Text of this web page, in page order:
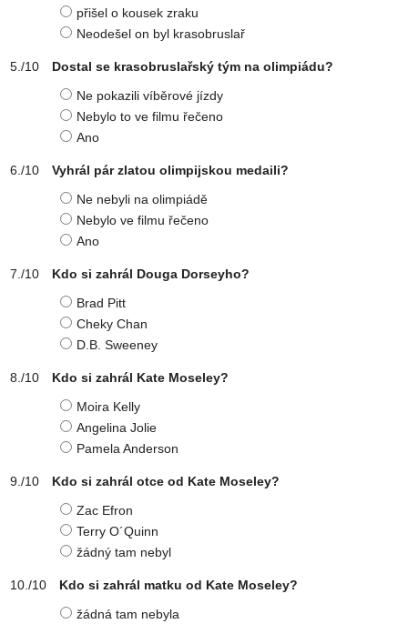
přišel o kousek zraku
Neodešel on byl krasobruslař
Dostal se krasobruslařský tým na olimpiádu?
Ne pokazili víběrové jízdy
Nebylo to ve filmu řečeno
Ano
Vyhrál pár zlatou olimpijskou medaili?
Ne nebyli na olimpiádě
Nebylo ve filmu řečeno
Ano
Kdo si zahrál Douga Dorseyho?
Brad Pitt
Cheky Chan
D.B. Sweeney
Kdo si zahrál Kate Moseley?
Moira Kelly
Angelina Jolie
Pamela Anderson
Kdo si zahrál otce od Kate Moseley?
Zac Efron
Terry O´Quinn
žádný tam nebyl
Kdo si zahrál matku od Kate Moseley?
žádná tam nebyla